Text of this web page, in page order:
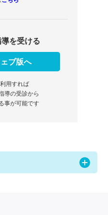
を受ける
ブ版へ
用すれば
導の受診から
事が可能です